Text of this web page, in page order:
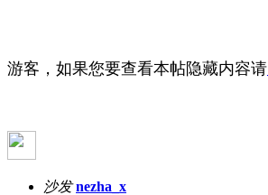
游客，如果您要查看本帖隐藏内容请
沙发 nezha_x